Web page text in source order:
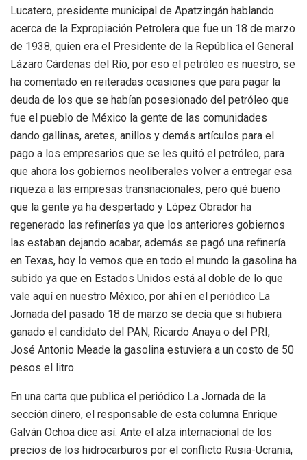
Lucatero, presidente municipal de Apatzingán hablando
acerca de la Expropiación Petrolera que fue un 18 de marzo
de 1938, quien era el Presidente de la República el General
Lázaro Cárdenas del Río, por eso el petróleo es nuestro, se
ha comentado en reiteradas ocasiones que para pagar la
deuda de los que se habían posesionado del petróleo que
fue el pueblo de México la gente de las comunidades
dando gallinas, aretes, anillos y demás artículos para el
pago a los empresarios que se les quitó el petróleo, para
que ahora los gobiernos neoliberales volver a entregar esa
riqueza a las empresas transnacionales, pero qué bueno
que la gente ya ha despertado y López Obrador ha
regenerado las refinerías ya que los anteriores gobiernos
las estaban dejando acabar, además se pagó una refinería
en Texas, hoy lo vemos que en todo el mundo la gasolina ha
subido ya que en Estados Unidos está al doble de lo que
vale aquí en nuestro México, por ahí en el periódico La
Jornada del pasado 18 de marzo se decía que si hubiera
ganado el candidato del PAN, Ricardo Anaya o del PRI,
José Antonio Meade la gasolina estuviera a un costo de 50
pesos el litro.
En una carta que publica el periódico La Jornada de la
sección dinero, el responsable de esta columna Enrique
Galván Ochoa dice así: Ante el alza internacional de los
precios de los hidrocarburos por el conflicto Rusia-Ucrania,